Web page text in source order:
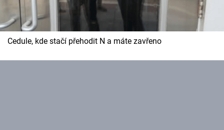
Cedule, kde stačí přehodit N a máte zavřeno